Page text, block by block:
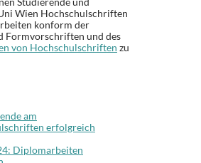
Wien Hochschulschriften
konform der
Formvorschriften und des
von Hochschulschriften zu
am
erfolgreich
Diplomarbeiten